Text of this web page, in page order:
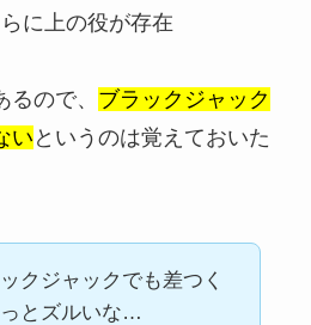
に上の役が存在
ので、 ブラックジャック
い というのは覚えておいた
クジャックでも差つく
とズルいな…